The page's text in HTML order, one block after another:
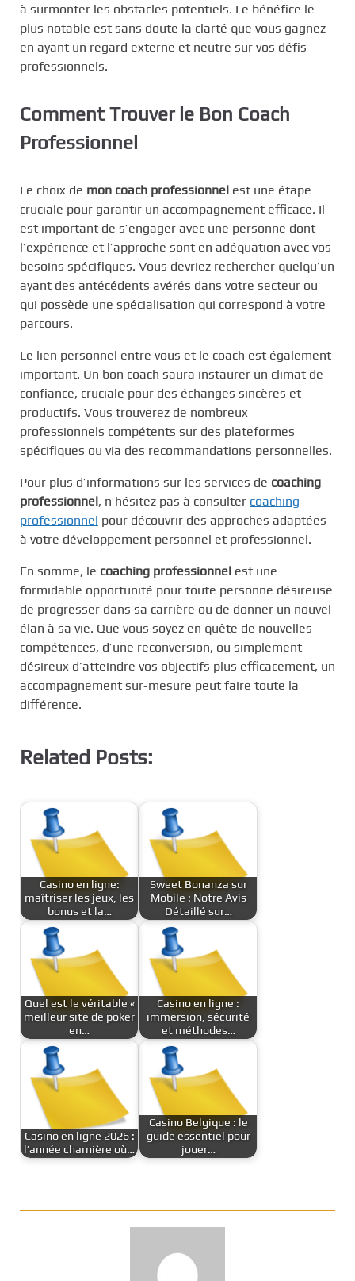
à surmonter les obstacles potentiels. Le bénéfice le
plus notable est sans doute la clarté que vous gagnez
en ayant un regard externe et neutre sur vos défis
professionnels.
Comment Trouver le Bon Coach
Professionnel
Le choix de mon coach professionnel est une étape
cruciale pour garantir un accompagnement efficace. Il
est important de s’engager avec une personne dont
l’expérience et l’approche sont en adéquation avec vos
besoins spécifiques. Vous devriez rechercher quelqu’un
ayant des antécédents avérés dans votre secteur ou
qui possède une spécialisation qui correspond à votre
parcours.
Le lien personnel entre vous et le coach est également
important. Un bon coach saura instaurer un climat de
confiance, cruciale pour des échanges sincères et
productifs. Vous trouverez de nombreux
professionnels compétents sur des plateformes
spécifiques ou via des recommandations personnelles.
Pour plus d’informations sur les services de coaching
professionnel, n’hésitez pas à consulter coaching
professionnel pour découvrir des approches adaptées
à votre développement personnel et professionnel.
En somme, le coaching professionnel est une
formidable opportunité pour toute personne désireuse
de progresser dans sa carrière ou de donner un nouvel
élan à sa vie. Que vous soyez en quête de nouvelles
compétences, d’une reconversion, ou simplement
désireux d’atteindre vos objectifs plus efficacement, un
accompagnement sur-mesure peut faire toute la
différence.
Related Posts:
Casino en ligne:
maîtriser les jeux, les
bonus et la…
Sweet Bonanza sur
Mobile : Notre Avis
Détaillé sur…
Quel est le véritable «
meilleur site de poker
en…
Casino en ligne :
immersion, sécurité
et méthodes…
Casino en ligne 2026 :
l’année charnière où…
Casino Belgique : le
guide essentiel pour
jouer…